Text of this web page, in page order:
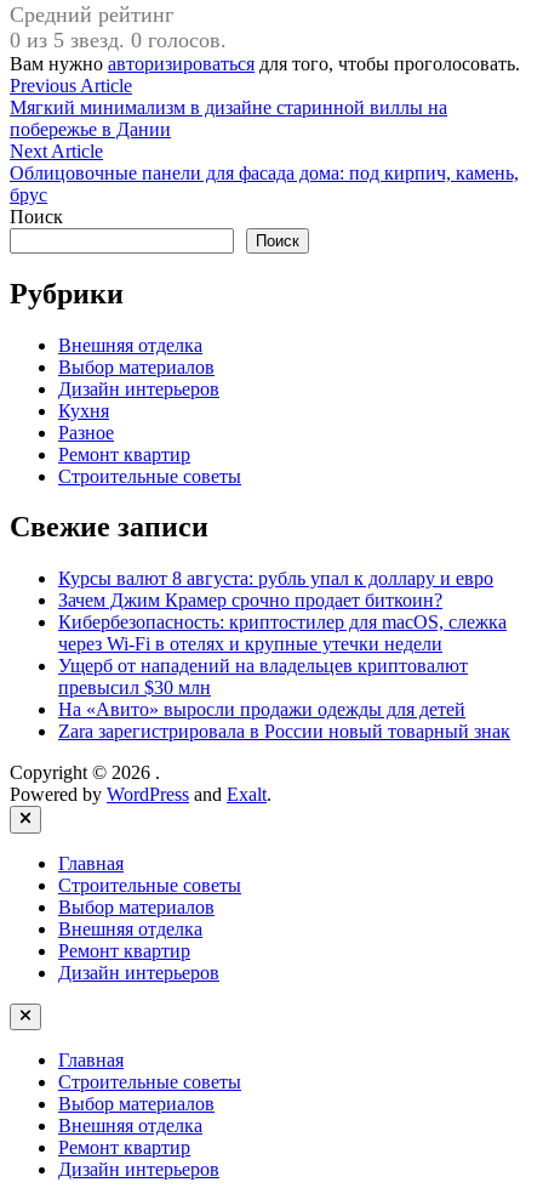
Средний рейтинг
0 из 5 звезд. 0 голосов.
Вам нужно авторизироваться для того, чтобы проголосовать.
Навигация
по
записям
Previous ArticlePrevious
article:
Мягкий минимализм в дизайне старинной виллы на
побережье в Дании
Next ArticleNext
article:
Облицовочные панели для фасада дома: под кирпич, камень,
брус
Поиск
Поиск
Рубрики
Внешняя отделка
Выбор материалов
Дизайн интерьеров
Кухня
Разное
Ремонт квартир
Строительные советы
Свежие записи
Курсы валют 8 августа: рубль упал к доллару и евро
Зачем Джим Крамер срочно продает биткоин?
Кибербезопасность: криптостилер для macOS, слежка
через Wi-Fi в отелях и крупные утечки недели
Ущерб от нападений на владельцев криптовалют
превысил $30 млн
На «Авито» выросли продажи одежды для детей
Zara зарегистрировала в России новый товарный знак
Copyright © 2026 .
Powered by WordPress and Exalt.
Close
Главная
Строительные советы
Выбор материалов
Внешняя отделка
Ремонт квартир
Дизайн интерьеров
Главная
Строительные советы
Выбор материалов
Внешняя отделка
Ремонт квартир
Дизайн интерьеров